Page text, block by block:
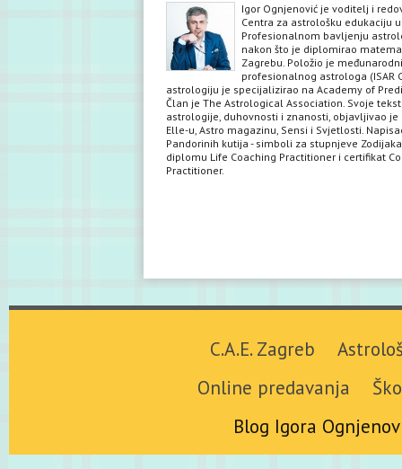
Igor Ognjenović je voditelj i
Centra za astrološku edukaciju
Profesionalnom bavljenju
nakon što je diplomirao
Zagrebu. Položio je
profesionalnog astrologa (ISAR
astrologiju je specijalizirao na Academy of
Član je The Astrological Association. Svoje
astrologije, duhovnosti i znanosti, objavljivao je
Elle-u, Astro magazinu, Sensi i Svjetlosti.
Pandorinih kutija - simboli za stupnjeve
diplomu Life Coaching Practitioner i certifikat
Practitioner.
C.A.E. Zagreb
Online predavanja
Blog Igora